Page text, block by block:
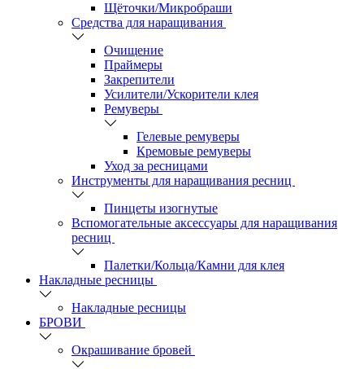
Щёточки/Микробраши
Средства для наращивания
Очищение
Праймеры
Закрепители
Усилители/Ускорители клея
Ремуверы
Гелевые ремуверы
Кремовые ремуверы
Уход за ресницами
Инструменты для наращивания ресниц
Пинцеты изогнутые
Вспомогательные аксессуары для наращивания
ресниц
Палетки/Кольца/Камни для клея
Накладные ресницы
Накладные ресницы
БРОВИ
Окрашивание бровей